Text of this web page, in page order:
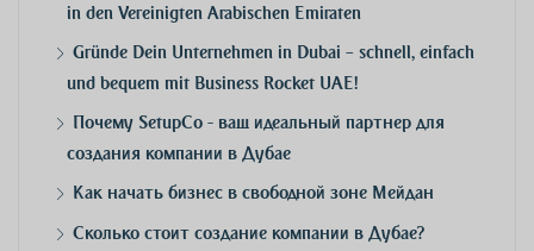
in den Vereinigten Arabischen Emiraten
Gründe Dein Unternehmen in Dubai – schnell, einfach
und bequem mit Business Rocket UAE!
Почему SetupCo - ваш идеальный партнер для
создания компании в Дубае
Как начать бизнес в свободной зоне Мейдан
Сколько стоит создание компании в Дубае?